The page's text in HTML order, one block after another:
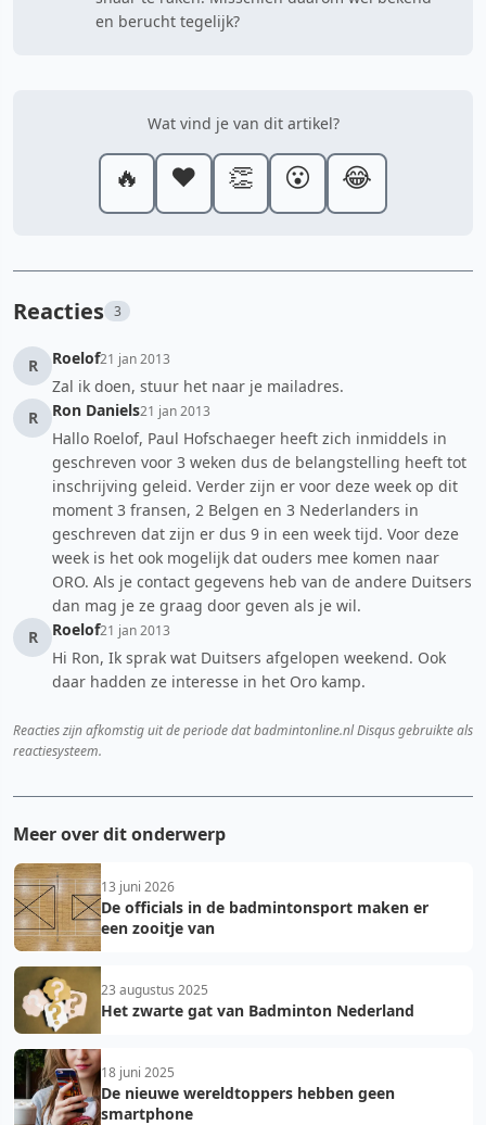
en berucht tegelijk?
Wat vind je van dit artikel?
🔥 ❤️ 👏 😮 😂
Reacties 3
R Roelof21 jan 2013
Zal ik doen, stuur het naar je mailadres.
R
Ron Daniels21 jan 2013
Hallo Roelof, Paul Hofschaeger heeft zich inmiddels in
geschreven voor 3 weken dus de belangstelling heeft tot
inschrijving geleid. Verder zijn er voor deze week op dit
moment 3 fransen, 2 Belgen en 3 Nederlanders in
geschreven dat zijn er dus 9 in een week tijd. Voor deze
week is het ook mogelijk dat ouders mee komen naar
ORO. Als je contact gegevens heb van de andere Duitsers
dan mag je ze graag door geven als je wil.
R
Roelof21 jan 2013
Hi Ron, Ik sprak wat Duitsers afgelopen weekend. Ook
daar hadden ze interesse in het Oro kamp.
Reacties zijn afkomstig uit de periode dat badmintonline.nl Disqus gebruikte als
reactiesysteem.
Meer over dit onderwerp
13 juni 2026
De officials in de badmintonsport maken er
een zooitje van
23 augustus 2025
Het zwarte gat van Badminton Nederland
18 juni 2025
De nieuwe wereldtoppers hebben geen
smartphone